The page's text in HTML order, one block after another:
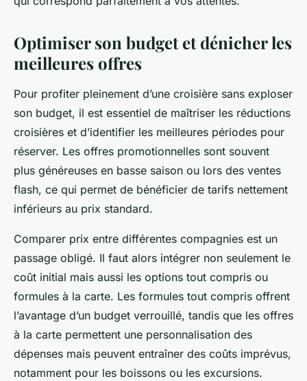
Optimiser son budget et dénicher les
meilleures offres
Pour profiter pleinement d’une croisière sans exploser
son budget, il est essentiel de maîtriser les réductions
croisières et d’identifier les meilleures périodes pour
réserver. Les offres promotionnelles sont souvent
plus généreuses en basse saison ou lors des ventes
flash, ce qui permet de bénéficier de tarifs nettement
inférieurs au prix standard.
Comparer prix entre différentes compagnies est un
passage obligé. Il faut alors intégrer non seulement le
coût initial mais aussi les options tout compris ou
formules à la carte. Les formules tout compris offrent
l’avantage d’un budget verrouillé, tandis que les offres
à la carte permettent une personnalisation des
dépenses mais peuvent entraîner des coûts imprévus,
notamment pour les boissons ou les excursions.